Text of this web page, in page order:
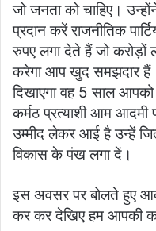
जो जनता को चाहिए।
प्रदान करें राजनीतिक
रुपए लगा देते हैं जो करोड़ों
करेगा आप खुद समझदार
दिखाएगा वह 5 साल आपको
कर्मठ प्रत्याशी आम आदमी
उम्मीद लेकर आई है उन्हें
विकास के पंख लगा दें।
इस अवसर पर बोलते हुए
कर कर देखिए हम आपकी